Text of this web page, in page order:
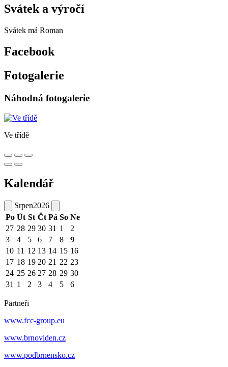
Svátek a výročí
Svátek má Roman
Facebook
Fotogalerie
Náhodná fotogalerie
Ve třídě
Kalendář
Srpen2026
Po Út St Čt Pá So Ne
27 28 29 30 31 1
2
3
4 5 6 7 8
9
10 11 12 13 14 15 16
17 18 19 20 21 22 23
24 25 26 27 28 29 30
31 1 2 3 4 5 6
Partneři
www.fcc-group.eu
www.brnoviden.cz
www.podbrnensko.cz